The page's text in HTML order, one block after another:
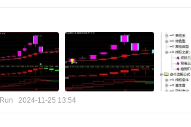
Run 2024-11-25 13:54